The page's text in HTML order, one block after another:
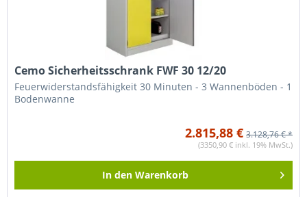
Cemo Sicherheitsschrank FWF 30 12/20
Feuerwiderstandsfähigkeit 30 Minuten - 3 Wannenböden - 1
Bodenwanne
2.815,88 € 3.128,76 € *
(3350,90 € inkl. 19% MwSt.)
In den Warenkorb